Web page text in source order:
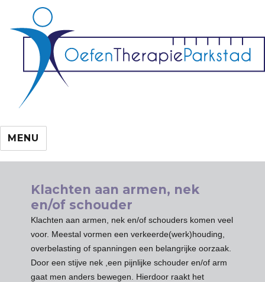
MENU
Klachten aan armen, nek
en/of schouder
Klachten aan armen, nek en/of schouders komen veel
voor. Meestal vormen een verkeerde(werk)houding,
overbelasting of spanningen een belangrijke oorzaak.
Door een stijve nek ,een pijnlijke schouder en/of arm
gaat men anders bewegen. Hierdoor raakt het